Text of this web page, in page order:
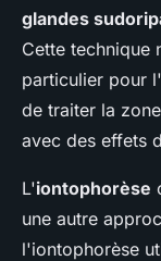
glandes
Cette technique
particulier pour l'
de traiter la
avec des effets
L'iontophorèse
une autre
l'iontophorèse